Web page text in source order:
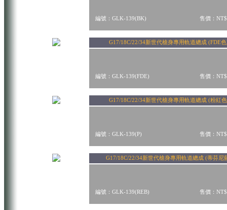
編號：GLK-139(BK) 售價：
G17/18C/22/34新世代槍身專用軌道總成 (FDE
編號：GLK-139(FDE) 售價：
G17/18C/22/34新世代槍身專用軌道總成 (粉紅
編號：GLK-139(P) 售價：
G17/18C/22/34新世代槍身專用軌道總成 (蒂芬尼
編號：GLK-139(REB) 售價：